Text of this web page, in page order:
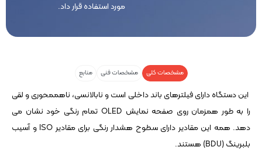
مورد استفاده قرار داد.
مشخصات کلی مشخصات فنی منابع
این دستگاه دارای فیلترهای باند داخلی است و نابالانسی، ناهممحوری و لقی
را به طور همزمان روی صفحه نمایش OLED تمام رنگی خود نشان می
دهد. همه این مقادیر دارای سطوح هشدار رنگی برای مقادیر ISO و آسیب
بلبرینگ (BDU) هستند.